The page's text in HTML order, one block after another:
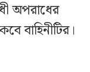
অপরাধের
বাহিনীটির।